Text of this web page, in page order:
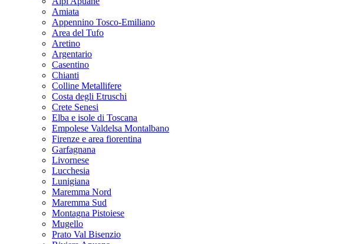
Amiata
Appennino Tosco-Emiliano
Area del Tufo
Aretino
Argentario
Casentino
Chianti
Colline Metallifere
Costa degli Etruschi
Crete Senesi
Elba e isole di Toscana
Empolese Valdelsa Montalbano
Firenze e area fiorentina
Garfagnana
Livornese
Lucchesia
Lunigiana
Maremma Nord
Maremma Sud
Montagna Pistoiese
Mugello
Prato Val Bisenzio